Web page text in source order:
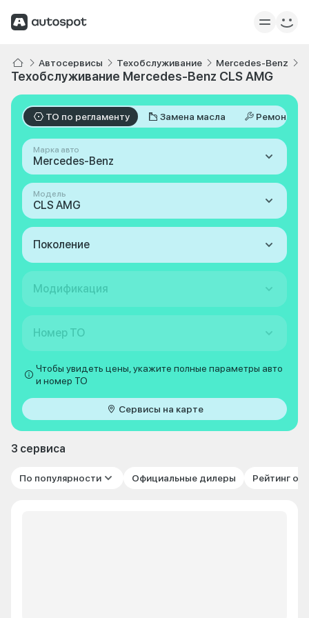
Автосервисы Техобслуживание Mercedes-Benz
Техобслуживание Mercedes-Benz CLS AMG
ТО по регламенту Замена масла Ремонт
Марка авто
Mercedes-Benz
Модель
CLS AMG
Поколение
Модификация
Номер ТО
Чтобы увидеть цены, укажите полные параметры авто
и номер ТО
Сервисы на карте
3 сервиса
По популярности Официальные дилеры Рейтинг